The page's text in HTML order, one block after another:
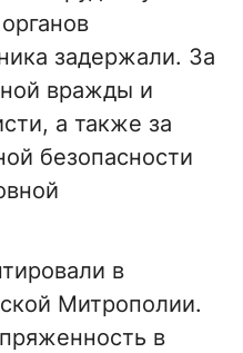
задержали. За
вражды и
а также за
безопасности
в
Митрополии.
в